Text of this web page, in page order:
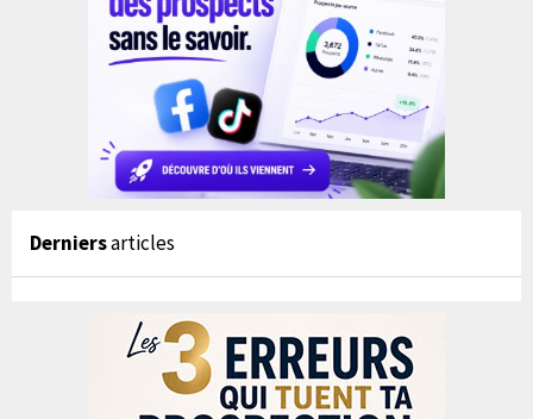
Derniersarticles